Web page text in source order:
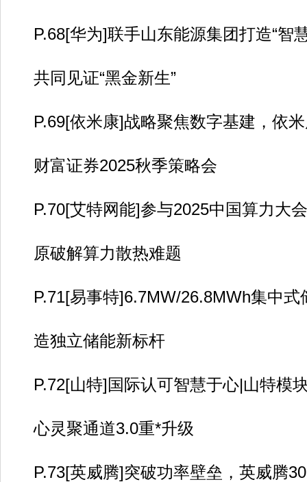
P.68[华为]联手山东能源集团打造“智
共同见证“黑金新生”
P.69[依米康]战略聚焦数字基建，依米
财富证券2025秋季策略会
P.70[艾特网能]参与2025中国算力大
原破解算力散热难题
P.71[易事特]6.7MW/26.8MWh集中式
造独立储能新标杆
P.72[山特]国际认可智慧于心|山特模
心灵聚通道3.0重*升级
P.73[英威腾]突破功率壁垒，英威腾